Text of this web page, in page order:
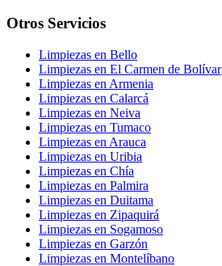
Otros Servicios
Limpiezas en Bello
Limpiezas en El Carmen de Bolívar
Limpiezas en Armenia
Limpiezas en Calarcá
Limpiezas en Neiva
Limpiezas en Tumaco
Limpiezas en Arauca
Limpiezas en Uribia
Limpiezas en Chía
Limpiezas en Palmira
Limpiezas en Duitama
Limpiezas en Zipaquirá
Limpiezas en Sogamoso
Limpiezas en Garzón
Limpiezas en Montelíbano